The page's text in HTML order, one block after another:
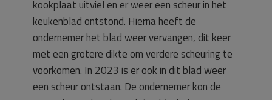
kookplaat uitviel en er weer een scheur in het
keukenblad ontstond. Hierna heeft de
ondernemer het blad weer vervangen, dit keer
met een grotere dikte om verdere scheuring te
voorkomen. In 2023 is er ook in dit blad weer
een scheur ontstaan. De ondernemer kon de